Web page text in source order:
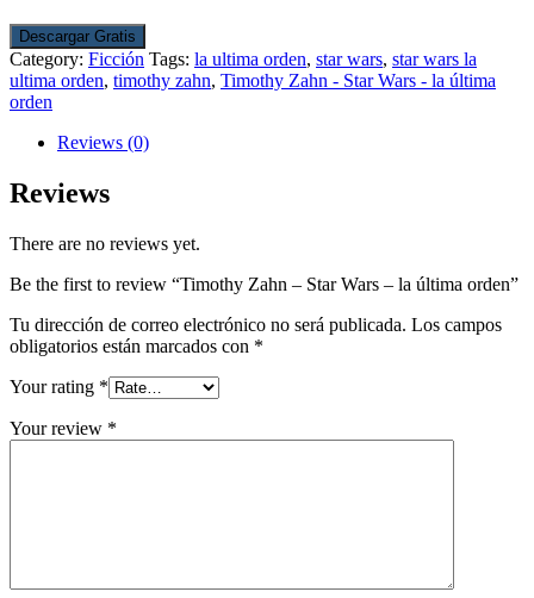
Descargar Gratis
Category: Ficción Tags: la ultima orden, star wars, star wars la
ultima orden, timothy zahn, Timothy Zahn - Star Wars - la última
orden
Reviews (0)
Reviews
There are no reviews yet.
Be the first to review “Timothy Zahn – Star Wars – la última orden”
Tu dirección de correo electrónico no será publicada. Los campos
obligatorios están marcados con *
Your rating *
Your review *